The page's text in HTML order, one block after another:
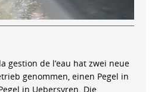
gestion de l’eau hat zwei neue
genommen, einen Pegel in
in Uebersyren. Die